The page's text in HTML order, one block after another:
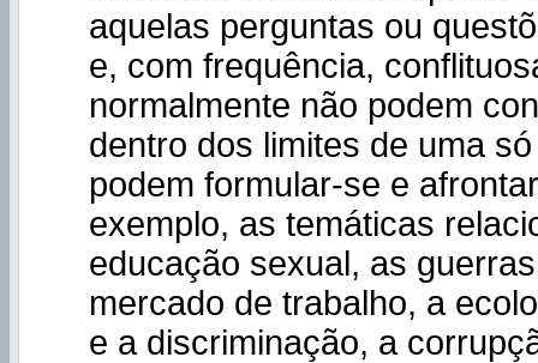
aquelas perguntas ou
e, com frequência,
normalmente não podem
dentro dos limites de uma
podem formular-se e
exemplo, as temáticas
educação sexual, as
mercado de trabalho, a
e a discriminação, a